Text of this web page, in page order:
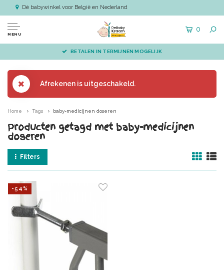
Dé babywinkel voor België en Nederland
MENU
0
BETALEN IN TERMIJNEN MOGELIJK
Afrekenen is uitgeschakeld.
Home Tags baby-medicijnen doseren
Producten getagd met baby-medicijnen
doseren
Filters
-54%